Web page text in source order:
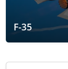
F-35